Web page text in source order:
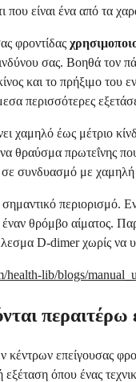
που είναι ένα από τα
φροντίδας
σας. Βοηθά
και το πρήξιμο
περισσότερες
έως μέτριο
θραύσμα πρωτεΐνης
συνδυασμό με χαμηλή
σημαντικό περιορισμό.
θρόμβο αίματος.
D-dimer χωρίς να
health-lib/blogs/
περαιτέρω
επείγουσας
όπου ένας